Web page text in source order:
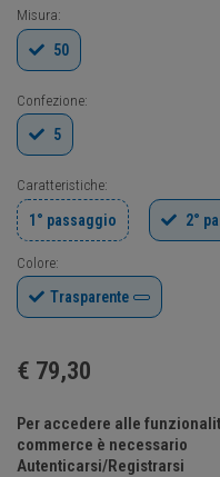
Misura:
50
Confezione:
5
Caratteristiche:
1° passaggio
2°
Colore:
Trasparente
€ 79,30
Per accedere alle
commerce è necessario
Autenticarsi/Registrarsi